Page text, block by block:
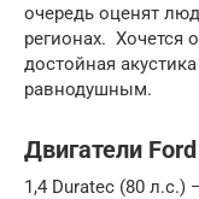
очередь оценят
регионах. Хочется
достойная
равнодушным.
Двигатели
1,4 Duratec (80 л.с.)